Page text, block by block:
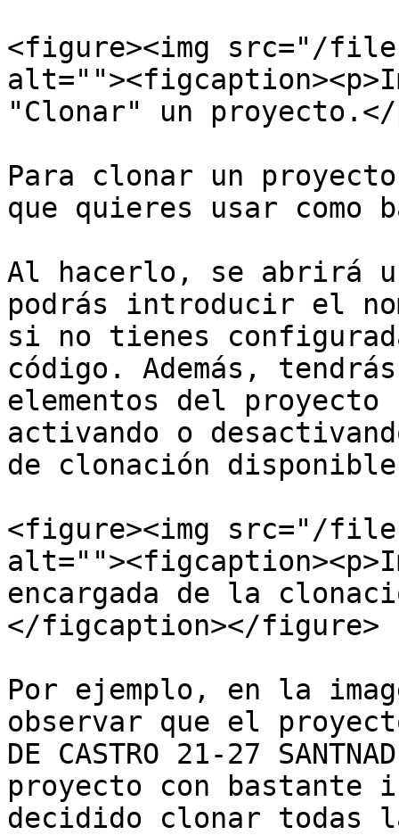
<figure><img src="/files/
"Clonar" un
Para clonar un
que quieres usar
Al hacerlo, se abrirá
podrás introducir el
si no tienes
código. Además,
elementos del proyecto
activando o
de clonación
<figure><img src="/files/
encargada de la
</figcaption></figure>
Por ejemplo, en la
observar que el
DE CASTRO 21-27
proyecto con bastante
decidido clonar todas